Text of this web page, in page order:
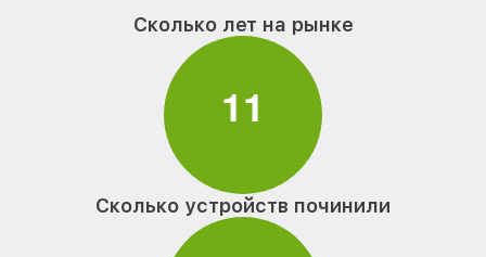
Сколько лет на рынке
11
Сколько устройств починили